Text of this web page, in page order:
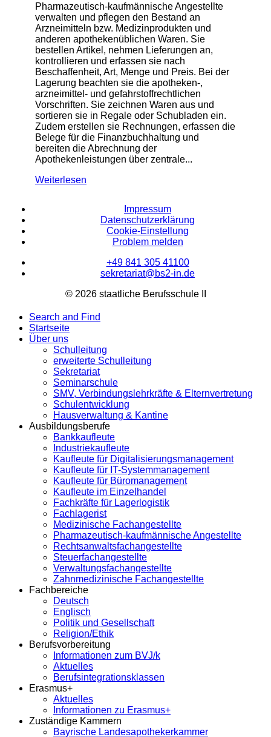
Pharmazeutisch-kaufmännische Angestellte
verwalten und pflegen den Bestand an
Arzneimitteln bzw. Medizinprodukten und
anderen apothekenüblichen Waren. Sie
bestellen Artikel, nehmen Lieferungen an,
kontrollieren und erfassen sie nach
Beschaffenheit, Art, Menge und Preis. Bei der
Lagerung beachten sie die apotheken-,
arzneimittel- und gefahrstoffrechtlichen
Vorschriften. Sie zeichnen Waren aus und
sortieren sie in Regale oder Schubladen ein.
Zudem erstellen sie Rechnungen, erfassen die
Belege für die Finanzbuchhaltung und
bereiten die Abrechnung der
Apothekenleistungen über zentrale...
Weiterlesen
Impressum
Datenschutzerklärung
Cookie-Einstellung
Problem melden
+49 841 305 41100
sekretariat@bs2-in.de
© 2026 staatliche Berufsschule II
Search and Find
Startseite
Über uns
Schulleitung
erweiterte Schulleitung
Sekretariat
Seminarschule
SMV, Verbindungslehrkräfte & Elternvertretung
Schulentwicklung
Hausverwaltung & Kantine
Ausbildungsberufe
Bankkaufleute
Industriekaufleute
Kaufleute für Digitalisierungsmanagement
Kaufleute für IT-Systemmanagement
Kaufleute für Büromanagement
Kaufleute im Einzelhandel
Fachkräfte für Lagerlogistik
Fachlagerist
Medizinische Fachangestellte
Pharmazeutisch-kaufmännische Angestellte
Rechtsanwaltsfachangestellte
Steuerfachangestellte
Verwaltungsfachangestellte
Zahnmedizinische Fachangestellte
Fachbereiche
Deutsch
Englisch
Politik und Gesellschaft
Religion/Ethik
Berufsvorbereitung
Informationen zum BVJ/k
Aktuelles
Berufsintegrationsklassen
Erasmus+
Aktuelles
Informationen zu Erasmus+
Zuständige Kammern
Bayrische Landesapothekerkammer